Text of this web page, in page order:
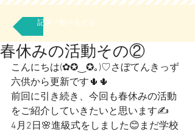
記事一覧へもどる
春休みの活動その②
こんにちは(✿✪‿✪｡)♡さぼてんきっず
六供から更新です🌵🌵
前回に引き続き、今回も春休みの活動
をご紹介していきたいと思います✍
4月2日🌸進級式をしました😊まだ学校